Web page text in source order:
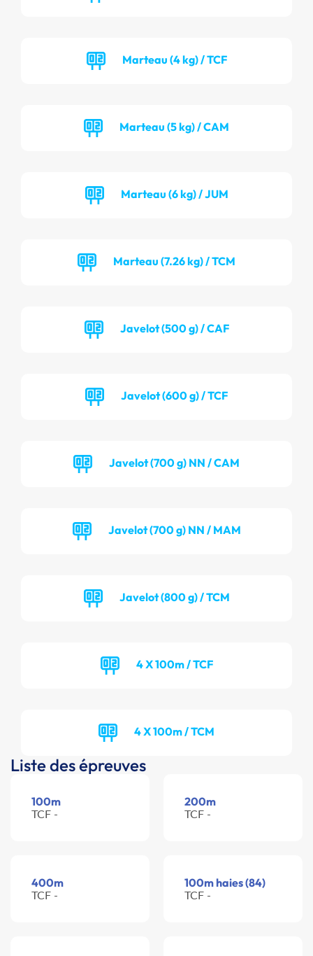
Marteau (4 kg) / TCF
Marteau (5 kg) / CAM
Marteau (6 kg) / JUM
Marteau (7.26 kg) / TCM
Javelot (500 g) / CAF
Javelot (600 g) / TCF
Javelot (700 g) NN / CAM
Javelot (700 g) NN / MAM
Javelot (800 g) / TCM
4 X 100m / TCF
4 X 100m / TCM
Liste des épreuves
100m
TCF -
200m
TCF -
400m
TCF -
100m haies (84)
TCF -